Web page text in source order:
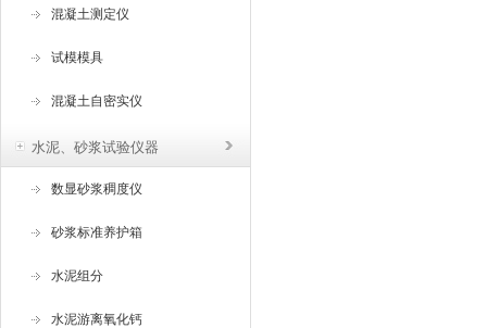
混凝土测定仪
试模模具
混凝土自密实仪
水泥、砂浆试验仪器
数显砂浆稠度仪
砂浆标准养护箱
水泥组分
水泥游离氧化钙